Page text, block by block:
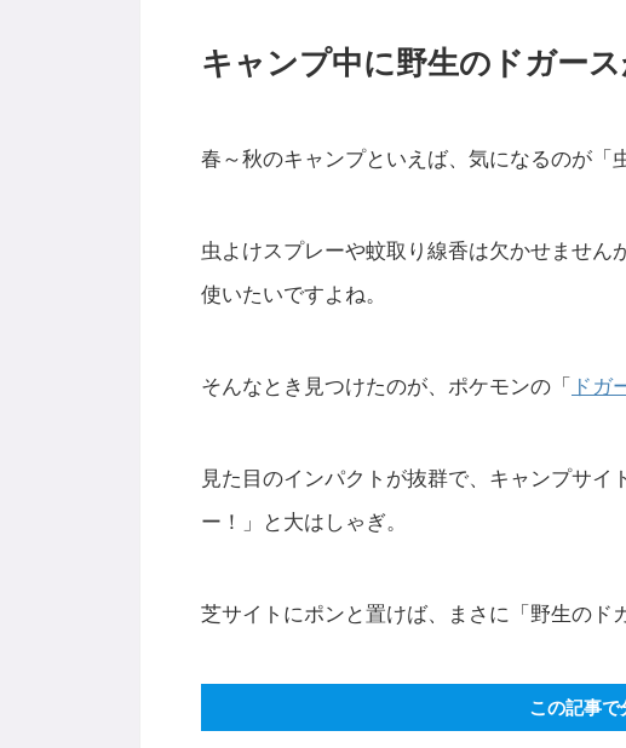
キャンプ中に野生のドガー
春～秋のキャンプといえば、気になるのが「
虫よけスプレーや蚊取り線香は欠かせませ
使いたいですよね。
そんなとき見つけたのが、ポケモンの「 ドガ
見た目のインパクトが抜群で、キャンプサ
ー！」と大はしゃぎ。
芝サイトにポンと置けば、まさに「野生のド
この記事で